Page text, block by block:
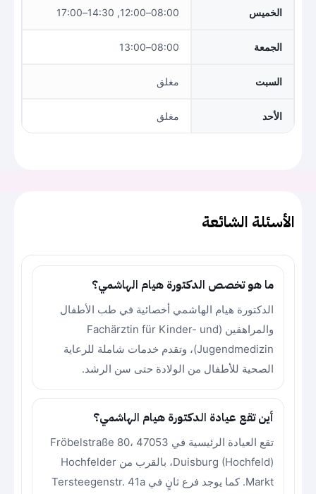
الخميس 08:00–12:00, 14:30–17:00
الجمعة 08:00–13:00
السبت مغلق
الأحد مغلق
الأسئلة الشائعة
ما هو تخصص الدكتورة هيام الهاشمي؟
الدكتورة هيام الهاشمي أخصائية في طب الأطفال
والمراهقين (Fachärztin für Kinder- und
Jugendmedizin)، وتقدم خدمات شاملة للرعاية
الصحية للأطفال من الولادة حتى سن الرشد.
أين تقع عيادة الدكتورة هيام الهاشمي؟
تقع العيادة الرئيسية في Fröbelstraße 80، 47053
Duisburg (Hochfeld)، بالقرب من Hochfelder
Markt. كما يوجد فرع ثانٍ في Tersteegenstr. 41a